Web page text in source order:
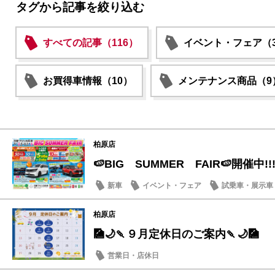
タグから記事を絞り込む
すべての記事（116） イベント・フェア（
お買得車情報（10） メンテナンス商品（9
柏原店
🍉BIG SUMMER FAIR🍉開催中
新車 イベント・フェア 試乗車・展示車
柏原店
🎑🌙🍡９月定休日のご案内🍡🌙🎑
営業日・店休日